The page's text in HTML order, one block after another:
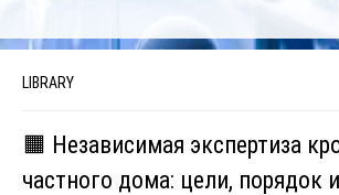
LIBRARY
🟧 Независимая экспертиза
частного дома: цели, порядок